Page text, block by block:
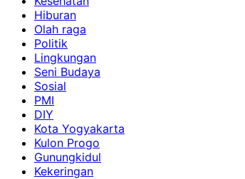
Hiburan
Olah raga
Politik
Lingkungan
Seni Budaya
Sosial
PMI
DIY
Kota Yogyakarta
Kulon Progo
Gunungkidul
Kekeringan